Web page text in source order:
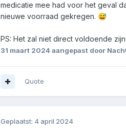
medicatie mee had voor het geval
nieuwe voorraad gekregen. 😅
PS: Het zal niet direct voldoende
31 maart 2024 aangepast door
Quote
Geplaatst: 4 april 2024